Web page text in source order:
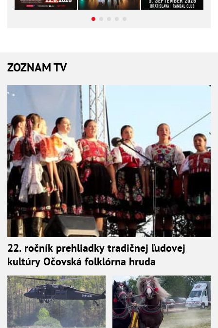
ZOZNAM TV
22. ročník prehliadky tradičnej ľudovej
kultúry Očovská folklórna hruda